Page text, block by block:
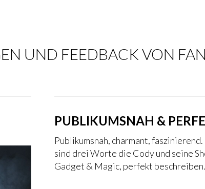
UND FEEDBACK VON
PUBLIKUMSNAH &
Publikumsnah, charmant, faszinierend.
sind drei Worte die Cody und seine
Gadget & Magic, perfekt beschreiben.